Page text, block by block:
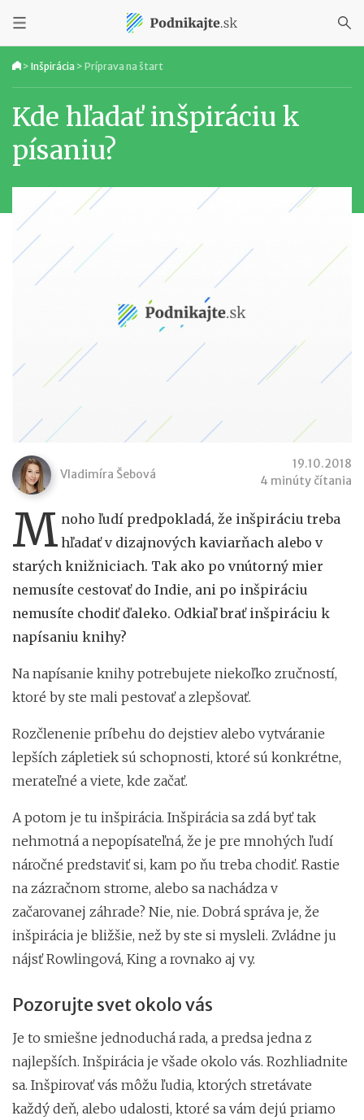
> Inšpirácia > Príprava na štart
Kde hľadať inšpiráciu k
písaniu?
Vladimíra Šebová
19.10.2018
4 minúty čítania
M noho ľudí predpokladá, že inšpiráciu treba
hľadať v dizajnových kaviarňach alebo v
starých knižniciach. Tak ako po vnútorný mier
nemusíte cestovať do Indie, ani po inšpiráciu
nemusíte chodiť ďaleko. Odkiaľ brať inšpiráciu k
napísaniu knihy?
Na napísanie knihy potrebujete niekoľko zručností,
ktoré by ste mali pestovať a zlepšovať.
Rozčlenenie príbehu do dejstiev alebo vytváranie
lepších zápletiek sú schopnosti, ktoré sú konkrétne,
merateľné a viete, kde začať.
A potom je tu inšpirácia. Inšpirácia sa zdá byť tak
nehmotná a nepopísateľná, že je pre mnohých ľudí
náročné predstaviť si, kam po ňu treba chodiť. Rastie
na zázračnom strome, alebo sa nachádza v
začarovanej záhrade? Nie, nie. Dobrá správa je, že
inšpirácia je bližšie, než by ste si mysleli. Zvládne ju
nájsť Rowlingová, King a rovnako aj vy.
Pozorujte svet okolo vás
Je to smiešne jednoduchá rada, a predsa jedna z
najlepších. Inšpirácia je všade okolo vás. Rozhliadnite
sa. Inšpirovať vás môžu ľudia, ktorých stretávate
každý deň, alebo udalosti, ktoré sa vám dejú priamo